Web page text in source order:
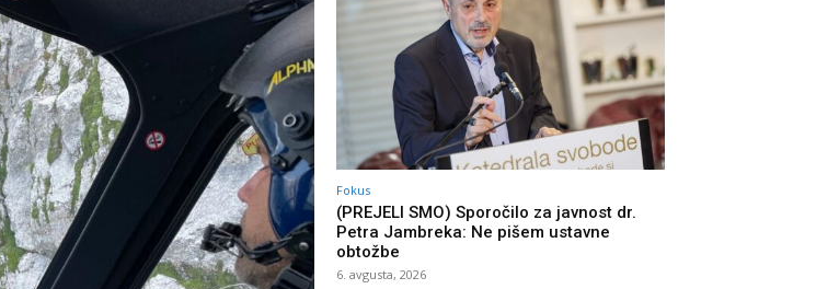
Fokus
(PREJELI SMO) Sporočilo za javnost dr.
Petra Jambreka: Ne pišem ustavne
obtožbe
6. avgusta, 2026